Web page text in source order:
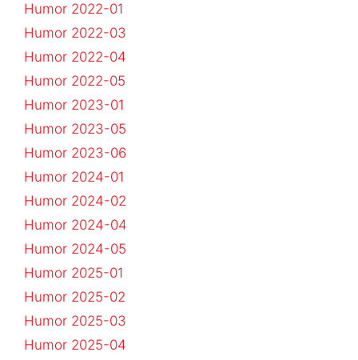
Humor 2022-01
Humor 2022-03
Humor 2022-04
Humor 2022-05
Humor 2023-01
Humor 2023-05
Humor 2023-06
Humor 2024-01
Humor 2024-02
Humor 2024-04
Humor 2024-05
Humor 2025-01
Humor 2025-02
Humor 2025-03
Humor 2025-04